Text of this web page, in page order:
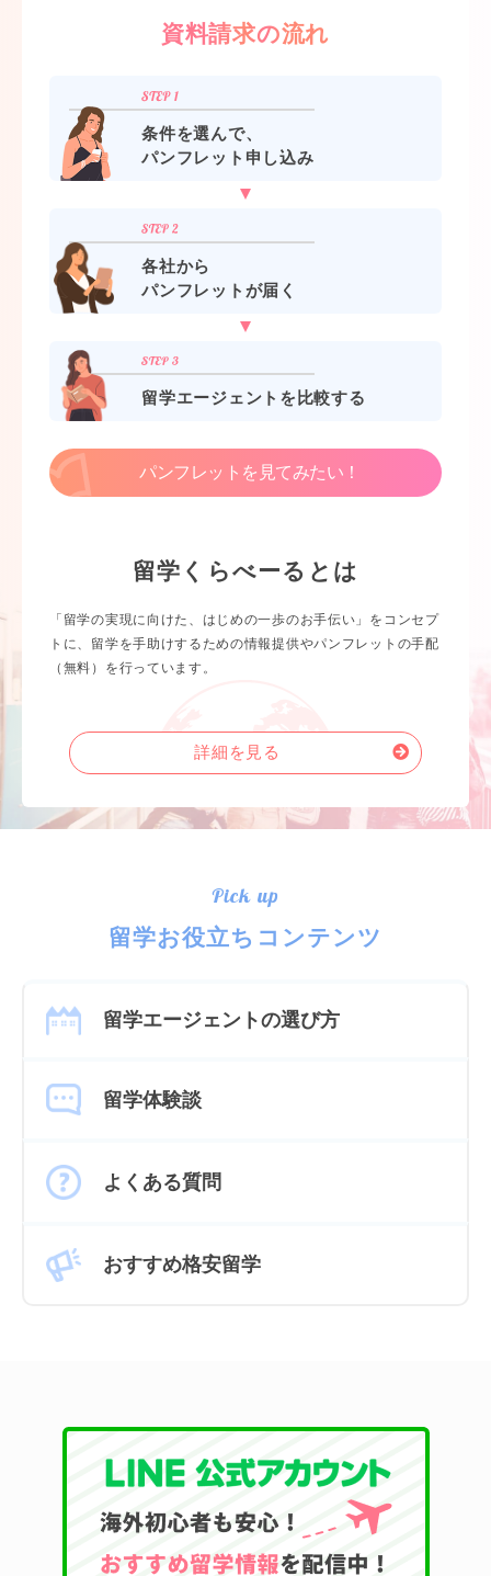
資料請求の流れ
条件を選んで、
パンフレット申し込み
各社から
パンフレットが届く
留学エージェントを比較する
パンフレットを見てみたい！
留学くらべーるとは
「留学の実現に向けた、はじめの一歩のお手伝い」をコンセプ
トに、留学を手助けするための情報提供やパンフレットの手配
（無料）を行っています。
詳細を見る
Pick up
留学お役立ちコンテンツ
留学エージェントの選び方
留学体験談
よくある質問
おすすめ格安留学